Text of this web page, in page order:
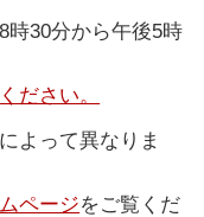
時30分から午後5時
ださい。
よって異なりま
ページをご覧くだ